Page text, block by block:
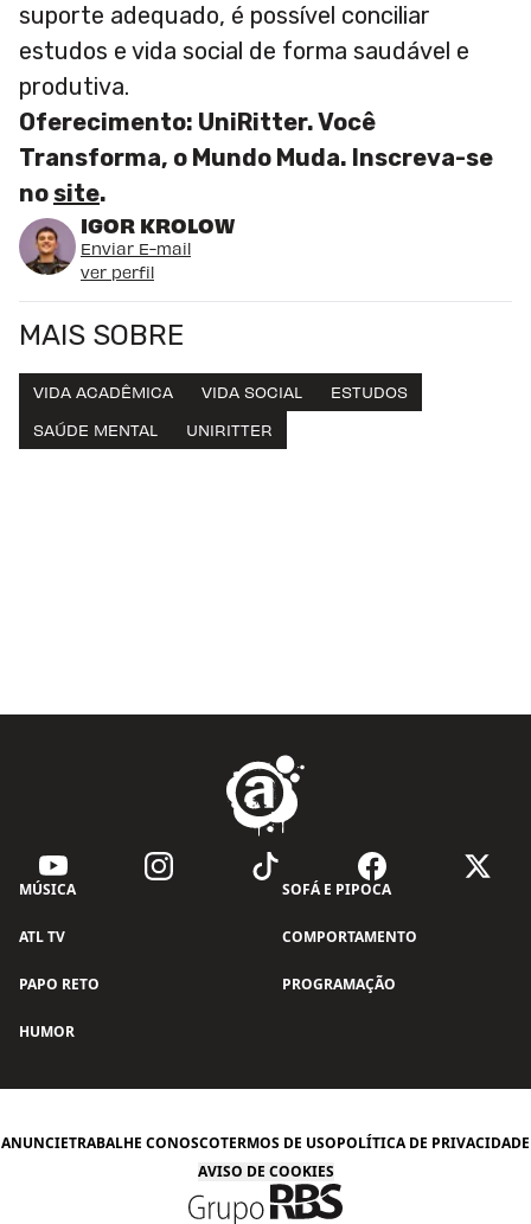
suporte adequado, é possível conciliar
estudos e vida social de forma saudável e
produtiva.
Oferecimento: UniRitter. Você
Transforma, o Mundo Muda. Inscreva-se
nosite.
IGOR KROLOW
Enviar E-mail
ver perfil
MAIS SOBRE
VIDA ACADÊMICA VIDA SOCIAL
ESTUDOS
SAÚDE MENTAL
UNIRITTER
MÚSICA SOFÁ E PIPOCA
ATL TV COMPORTAMENTO
PAPO RETO PROGRAMAÇÃO
HUMOR
ANUNCIETRABALHE CONOSCOTERMOS DE USOPOLÍTICA DE PRIVACIDADE
AVISO DE COOKIES